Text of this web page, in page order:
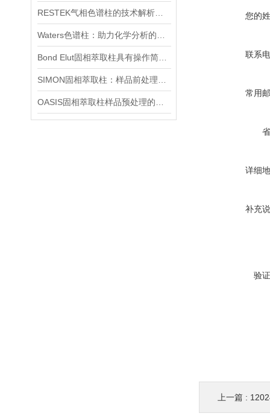
您的
联系
常用
详细
补充
验
上一篇 :